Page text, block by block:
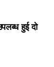
हुई दो